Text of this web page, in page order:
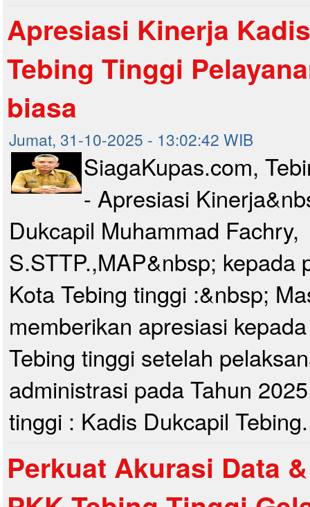
Apresiasi Kinerja
Tebing Tinggi
biasa
Jumat, 31-10-2025 - 13:02:42 WIB
SiagaKupas.com,
- Apresiasi
Dukcapil Muhammad Fachry,
S.STTP.,MAP&nbsp; kepada
Kota Tebing tinggi :&nbsp;
memberikan apresiasi
Tebing tinggi setelah
administrasi pada Tahun
tinggi : Kadis Dukcapil
Perkuat Akurasi Data